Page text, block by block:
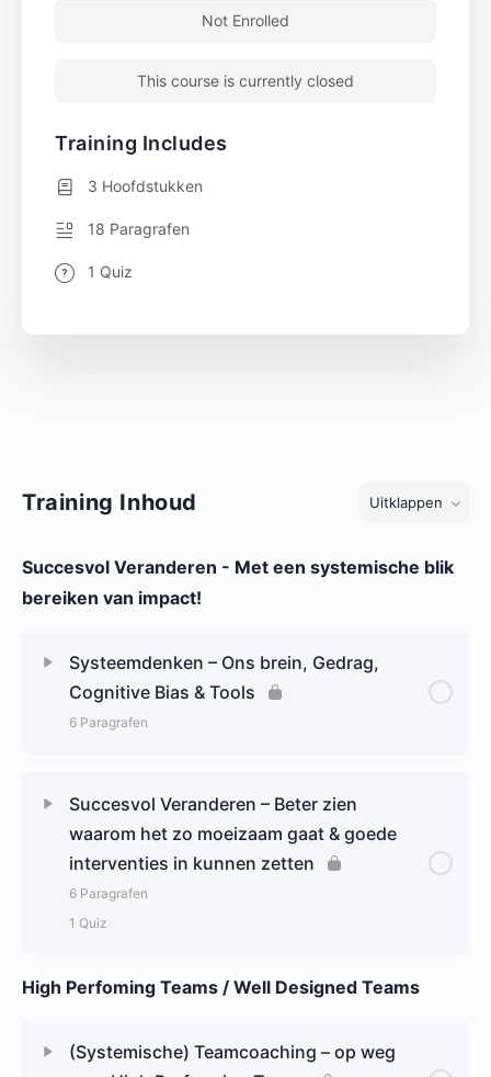
Training Inhoud Uitklappen
Succesvol Veranderen - Met een systemische blik
bereiken van impact!
Systeemdenken – Ons brein, Gedrag,
Cognitive Bias & Tools
6 Paragrafen
Gedrag – Invloed binnen systeem en ons brein
Fast versus Slow thinking
Succesvol Veranderen – Beter zien
waarom het zo moeizaam gaat & goede
interventies in kunnen zetten
6 Paragrafen
1 Quiz
Hoofdstuk Content 0% Complete 0/6 Steps
Cultuurverandering of systemische verandering?
Het verschil tussen een implementatie en transitie
High Perfoming Teams / Well Designed Teams
(Systemische) Teamcoaching – op weg
Not Enrolled
This course is currently closed
Training Includes
3 Hoofdstukken
18 Paragrafen
1 Quiz